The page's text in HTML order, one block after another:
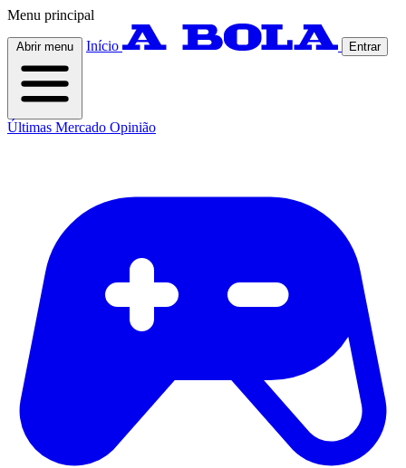
Menu principal
Abrir menu Início Entrar
Últimas Mercado Opinião